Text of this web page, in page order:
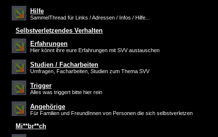
Hilfe
SammelThread für Links / Adressen / Infos / Hilfe...
Selbstverletzendes Verhalten
Erfahrungen
Hier könnt ihre eure Erfahrungen mit SVV austauschen
Studien / Facharbeiten
Umfragen, Facharbeiten, Studien zum Thema SVV
Trigger
Alles was triggert bitte hier rein
Angehörige
Für Familien und FreundInnen von Personen die sich selbstverletzen
Mi**br**ch